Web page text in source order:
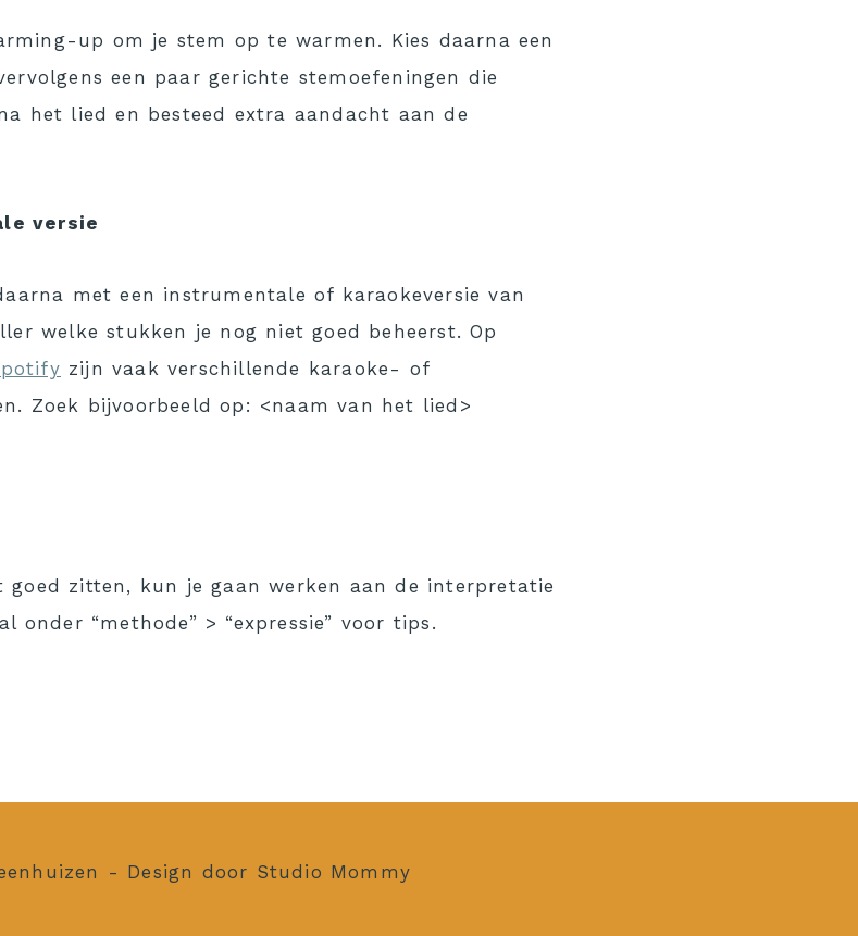
up om je stem op te warmen. Kies daarna een
een paar gerichte stemoefeningen die
het lied en besteed extra aandacht aan de
versie
met een instrumentale of karaokeversie van
welke stukken je nog niet goed beheerst. Op
zijn vaak verschillende karaoke- of
Zoek bijvoorbeeld op: <naam van het lied>
goed zitten, kun je gaan werken aan de interpretatie
“methode” > “expressie” voor tips.
- Design door Studio Mommy